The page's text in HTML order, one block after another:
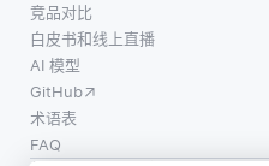
竞品对比
白皮书和线上直播
AI 模型
GitHub
术语表
FAQ